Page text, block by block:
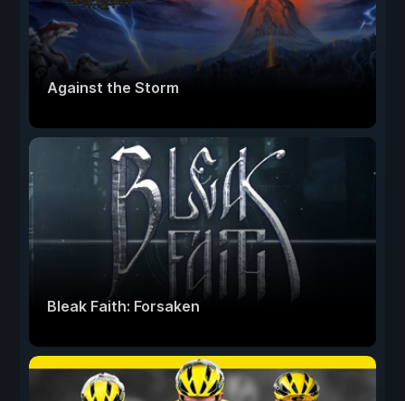
Against the Storm
Bleak Faith: Forsaken